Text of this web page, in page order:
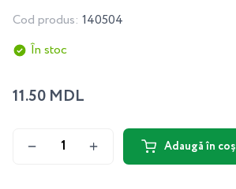
Cod produs: 140504
În stoc
11.50 MDL
Adaugă în coș